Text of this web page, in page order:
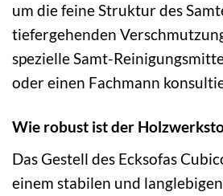
um die feine Struktur des
tiefergehenden
spezielle Samt-
oder einen Fachmann
Wie robust ist der
Das Gestell des Ecksofas
einem stabilen und